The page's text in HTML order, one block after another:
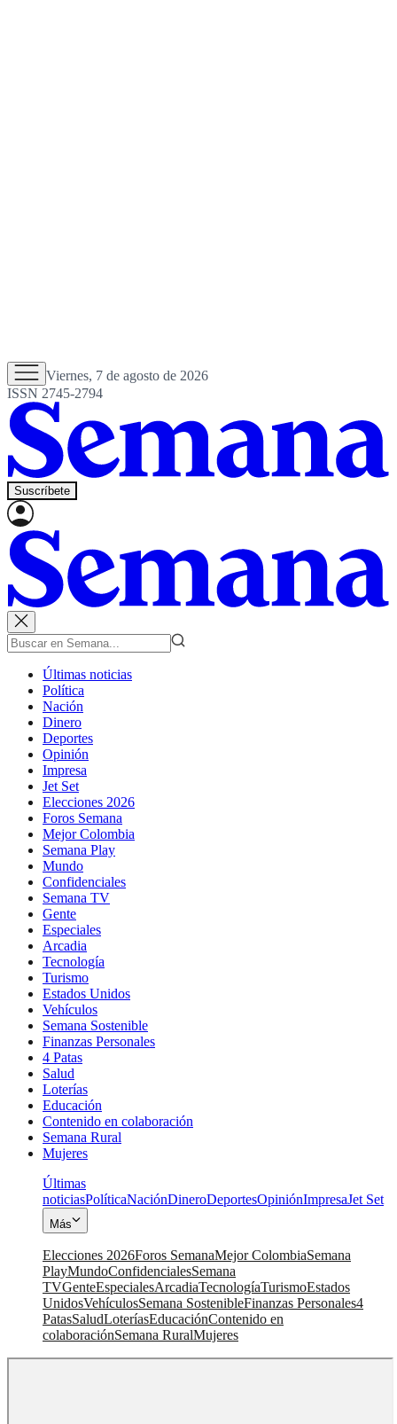
Viernes, 7 de agosto de 2026
ISSN 2745-2794
Suscríbete
Últimas noticias
Política
Nación
Dinero
Deportes
Opinión
Impresa
Jet Set
Elecciones 2026
Foros Semana
Mejor Colombia
Semana Play
Mundo
Confidenciales
Semana TV
Gente
Especiales
Arcadia
Tecnología
Turismo
Estados Unidos
Vehículos
Semana Sostenible
Finanzas Personales
4 Patas
Salud
Loterías
Educación
Contenido en colaboración
Semana Rural
Mujeres
Últimas
noticiasPolíticaNaciónDineroDeportesOpiniónImpresaJet Set
Más
Elecciones 2026Foros SemanaMejor ColombiaSemana
PlayMundoConfidencialesSemana
TVGenteEspecialesArcadiaTecnologíaTurismoEstados
UnidosVehículosSemana SostenibleFinanzas Personales4
PatasSaludLoteríasEducaciónContenido en
colaboraciónSemana RuralMujeres